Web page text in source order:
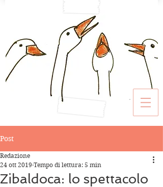
Post
Zibaldoca: lo spettacolo
Redazione
24 ott 2019 Tempo di lettura: 5 min